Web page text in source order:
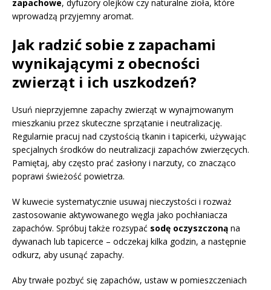
zapachowe, dyfuzory olejków czy naturalne zioła, które
wprowadzą przyjemny aromat.
Jak radzić sobie z zapachami
wynikającymi z obecności
zwierząt i ich uszkodzeń?
Usuń nieprzyjemne zapachy zwierząt w wynajmowanym
mieszkaniu przez skuteczne sprzątanie i neutralizację.
Regularnie pracuj nad czystością tkanin i tapicerki, używając
specjalnych środków do neutralizacji zapachów zwierzęcych.
Pamiętaj, aby często prać zasłony i narzuty, co znacząco
poprawi świeżość powietrza.
W kuwecie systematycznie usuwaj nieczystości i rozważ
zastosowanie aktywowanego węgla jako pochłaniacza
zapachów. Spróbuj także rozsypać sodę oczyszczoną na
dywanach lub tapicerce – odczekaj kilka godzin, a następnie
odkurz, aby usunąć zapachy.
Aby trwałe pozbyć się zapachów, ustaw w pomieszczeniach